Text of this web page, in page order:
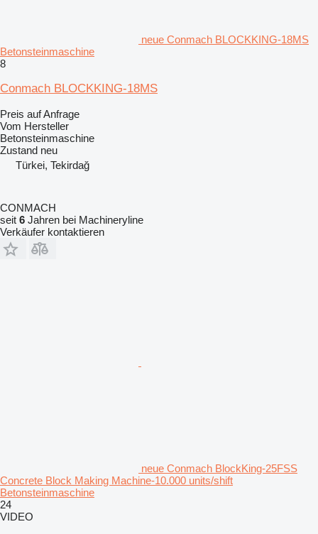
neue Conmach BLOCKKING-18MS
Betonsteinmaschine
8
Conmach BLOCKKING-18MS
Preis auf Anfrage
Vom Hersteller
Betonsteinmaschine
Zustand neu
Türkei, Tekirdağ
CONMACH
seit 6 Jahren bei Machineryline
Verkäufer kontaktieren
neue Conmach BlockKing-25FSS
Concrete Block Making Machine-10.000 units/shift
Betonsteinmaschine
24
VIDEO